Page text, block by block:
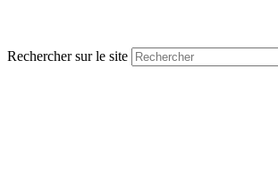
Rechercher sur le site